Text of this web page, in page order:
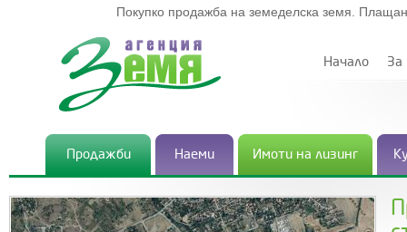
Покупко продажба на земеделска земя.
Начало За
Продажби Наеми Имоти на лизинг